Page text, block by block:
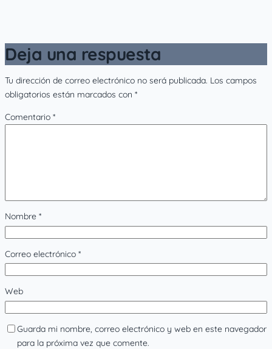
Deja una respuesta
Tu dirección de correo electrónico no será publicada. Los campos
obligatorios están marcados con *
Comentario *
Nombre *
Correo electrónico *
Web
Guarda mi nombre, correo electrónico y web en este navegador
para la próxima vez que comente.